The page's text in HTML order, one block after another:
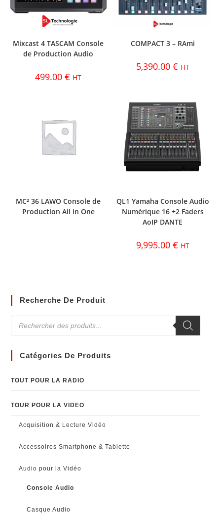
Mixcast 4 TASCAM Console
de Production Audio
499.00€ HT
COMPACT 3 – RAmi
5,390.00 € HT
MC² 36 LAWO Console de
Production All in One
QL1 Yamaha Console Audio
Numérique 16 +2 Faders
AoIP DANTE
9,995.00 € HT
Recherche De Produit
Catégories De Produits
TOUT POUR LA RADIO
TOUR POUR LA VIDEO
Acquisition & Lecture Vidéo
Accessoires Smartphone & Tablette
Audio pour la Vidéo
Console Audio
Casque Audio